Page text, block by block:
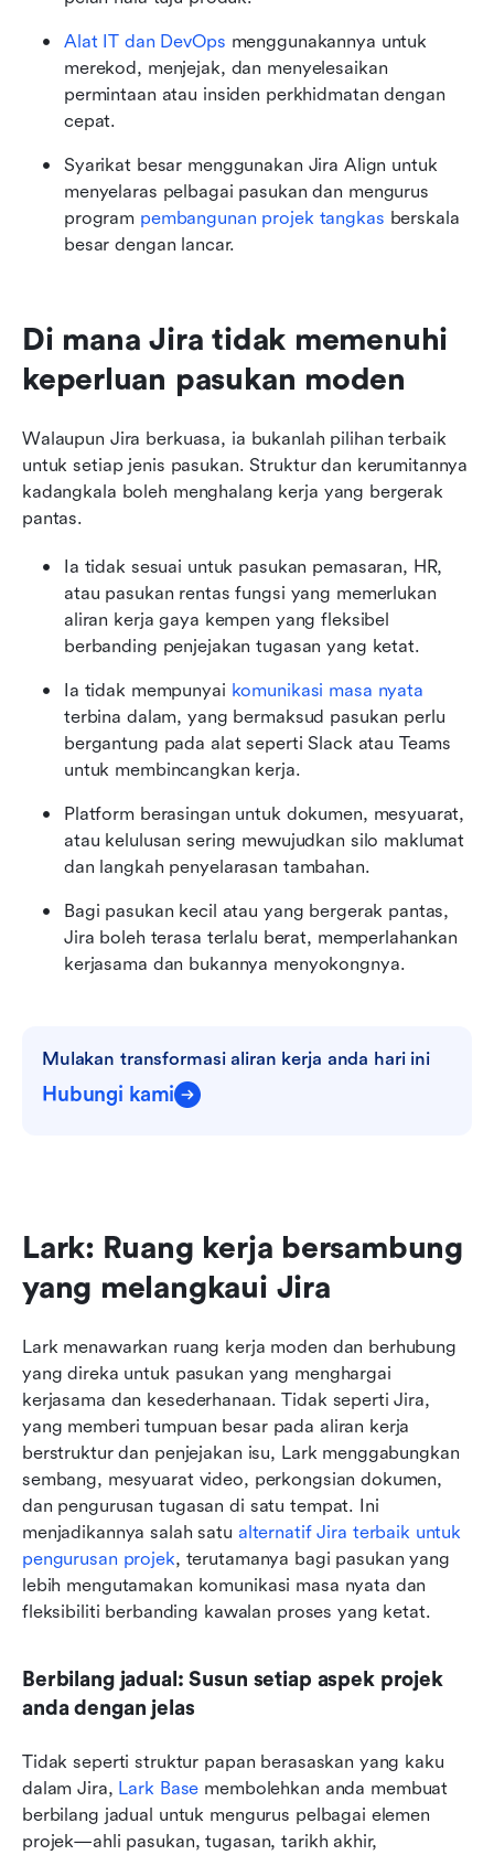
Alat IT dan DevOps menggunakannya untuk
merekod, menjejak, dan menyelesaikan
permintaan atau insiden perkhidmatan dengan
cepat.
Syarikat besar menggunakan Jira Align untuk
menyelaras pelbagai pasukan dan mengurus
program pembangunan projek tangkas berskala
besar dengan lancar.
Di mana Jira tidak memenuhi
keperluan pasukan moden
Walaupun Jira berkuasa, ia bukanlah pilihan terbaik
untuk setiap jenis pasukan. Struktur dan kerumitannya
kadangkala boleh menghalang kerja yang bergerak
pantas.
Ia tidak sesuai untuk pasukan pemasaran, HR,
atau pasukan rentas fungsi yang memerlukan
aliran kerja gaya kempen yang fleksibel
berbanding penjejakan tugasan yang ketat.
Ia tidak mempunyai komunikasi masa nyata
terbina dalam, yang bermaksud pasukan perlu
bergantung pada alat seperti Slack atau Teams
untuk membincangkan kerja.
Platform berasingan untuk dokumen, mesyuarat,
atau kelulusan sering mewujudkan silo maklumat
dan langkah penyelarasan tambahan.
Bagi pasukan kecil atau yang bergerak pantas,
Jira boleh terasa terlalu berat, memperlahankan
kerjasama dan bukannya menyokongnya.
Mulakan transformasi aliran kerja anda hari ini
Hubungi kami
Lark: Ruang kerja bersambung
yang melangkaui Jira
Lark menawarkan ruang kerja moden dan berhubung
yang direka untuk pasukan yang menghargai
kerjasama dan kesederhanaan. Tidak seperti Jira,
yang memberi tumpuan besar pada aliran kerja
berstruktur dan penjejakan isu, Lark menggabungkan
sembang, mesyuarat video, perkongsian dokumen,
dan pengurusan tugasan di satu tempat. Ini
menjadikannya salah satu alternatif Jira terbaik untuk
pengurusan projek, terutamanya bagi pasukan yang
lebih mengutamakan komunikasi masa nyata dan
fleksibiliti berbanding kawalan proses yang ketat.
Berbilang jadual: Susun setiap aspek projek
anda dengan jelas
Tidak seperti struktur papan berasaskan yang kaku
dalam Jira, Lark Base membolehkan anda membuat
berbilang jadual untuk mengurus pelbagai elemen
projek—ahli pasukan, tugasan, tarikh akhir,